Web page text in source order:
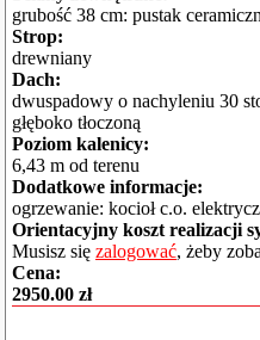
grubość 38 cm: pustak
Strop:
drewniany
Dach:
dwuspadowy o nachyleniu 30
głęboko tłoczoną
Poziom kalenicy:
6,43 m od terenu
Dodatkowe informacje:
ogrzewanie: kocioł c.o.
Orientacyjny koszt realizacji
Musisz się zalogować, żeby
Cena:
2950.00 zł